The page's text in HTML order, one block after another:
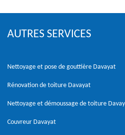
AUTRES SERVICES
Nettoyage et pose de gouttière Davayat
Rénovation de toiture Davayat
Nettoyage et démoussage de toiture
Couvreur Davayat